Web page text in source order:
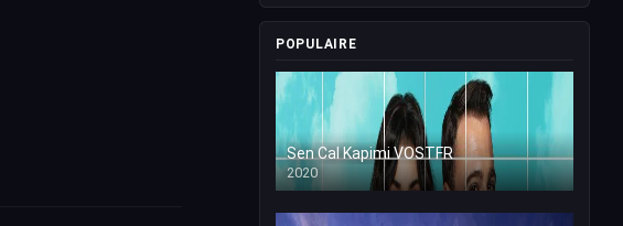
POPULAIRE
Sen Cal Kapimi VOSTFR
2020